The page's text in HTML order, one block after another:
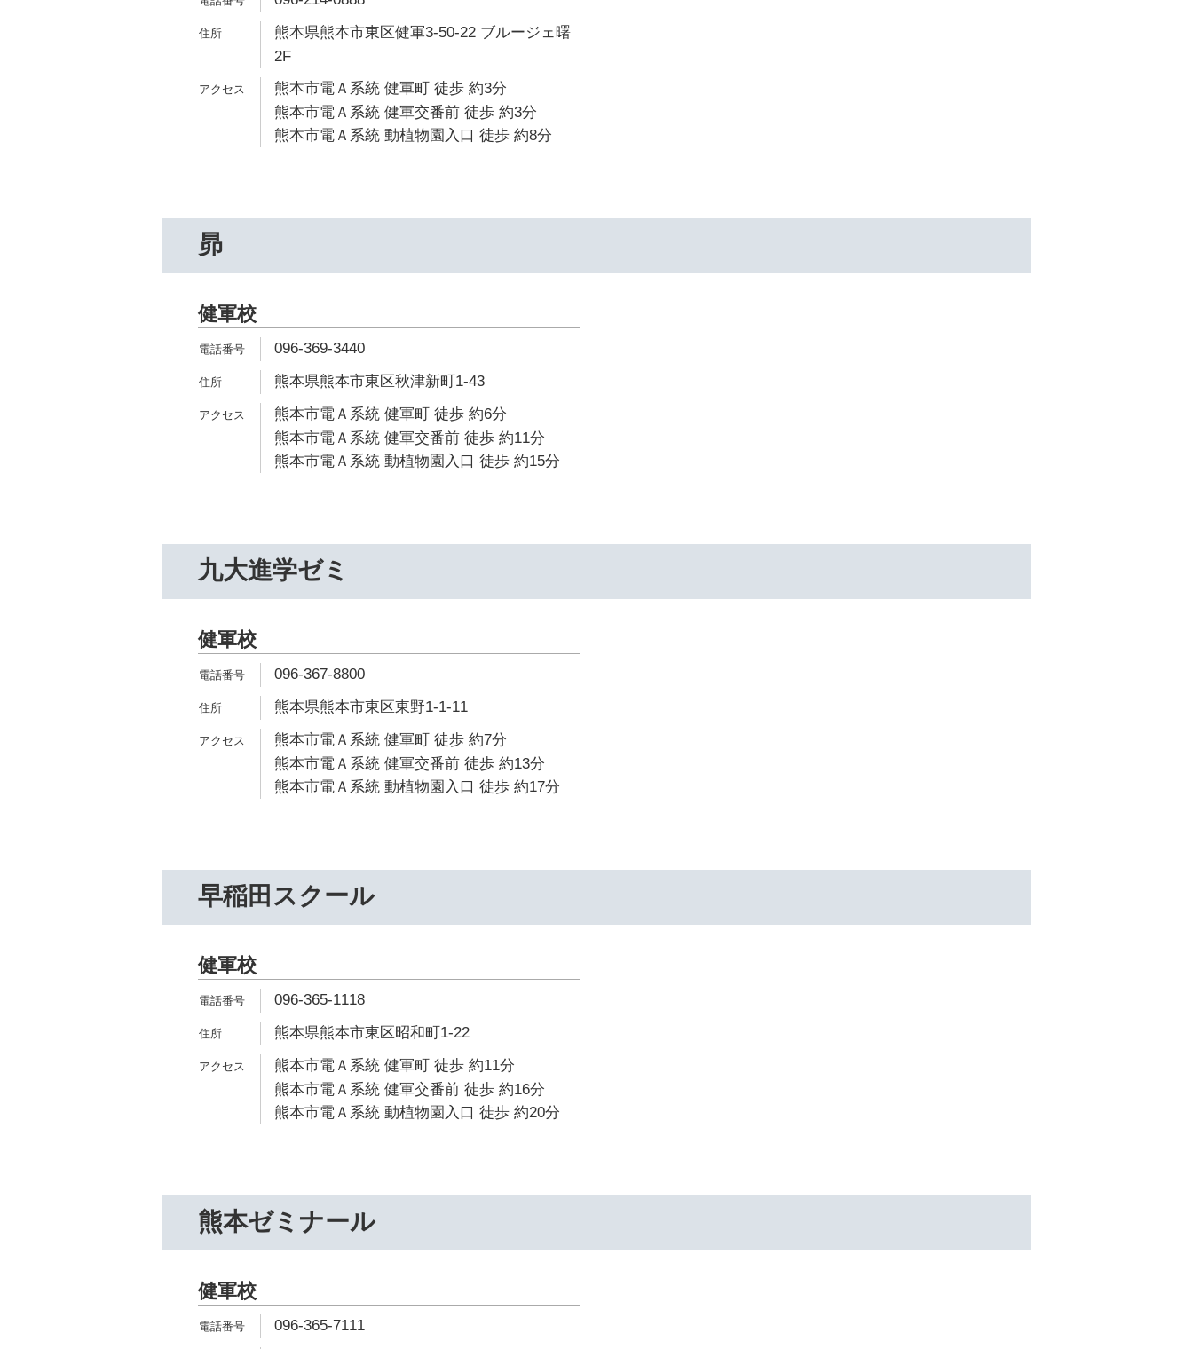
熊本県熊本市東区健軍3-50-22 ブルージェ曙
2F
熊本市電Ａ系統 健軍町 徒歩 約3分
熊本市電Ａ系統 健軍交番前 徒歩 約3分
熊本市電Ａ系統 動植物園入口 徒歩 約8分
昴
健軍校
096-369-3440
熊本県熊本市東区秋津新町1-43
熊本市電Ａ系統 健軍町 徒歩 約6分
熊本市電Ａ系統 健軍交番前 徒歩 約11分
熊本市電Ａ系統 動植物園入口 徒歩 約15分
九大進学ゼミ
健軍校
096-367-8800
熊本県熊本市東区東野1-1-11
熊本市電Ａ系統 健軍町 徒歩 約7分
熊本市電Ａ系統 健軍交番前 徒歩 約13分
熊本市電Ａ系統 動植物園入口 徒歩 約17分
早稲田スクール
健軍校
096-365-1118
熊本県熊本市東区昭和町1-22
熊本市電Ａ系統 健軍町 徒歩 約11分
熊本市電Ａ系統 健軍交番前 徒歩 約16分
熊本市電Ａ系統 動植物園入口 徒歩 約20分
熊本ゼミナール
健軍校
096-365-7111